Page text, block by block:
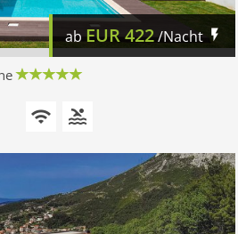
abEUR422/Nacht